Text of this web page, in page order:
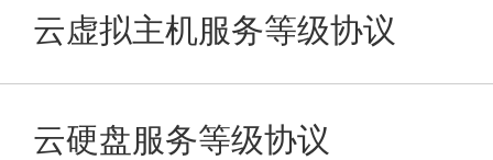
云虚拟主机服务等级协议
云硬盘服务等级协议